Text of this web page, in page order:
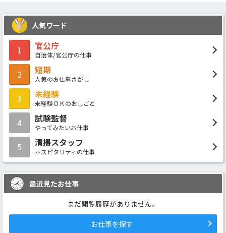
人気ワード
1 官公庁
自治体/官公庁の仕事
2 短期
人気のお仕事さがし
3 未経験
未経験ＯＫのおしごと
4 試験監督
やってみたいお仕事
5 清掃スタッフ
ホスピタリティの仕事
最近見たお仕事
まだ閲覧履歴がありません。
お仕事を探す